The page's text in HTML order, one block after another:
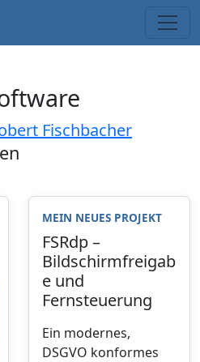
Fischbacher
MEIN NEUES PROJEKT
FSRdp –
Bildschirmfreigab
e und
Fernsteuerung
Ein modernes,
DSGVO konformes